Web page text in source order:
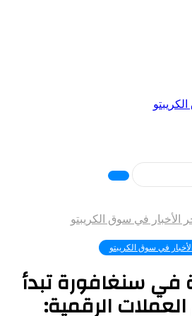
بحث
الأخبار في سوق الكريبتو
في سوق الكريبتو
في سنغافورة تبدأ
الرقمية: